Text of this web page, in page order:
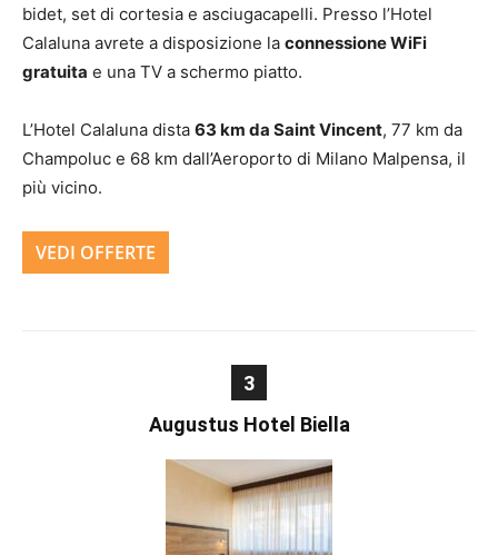
bidet, set di cortesia e asciugacapelli. Presso l’Hotel
Calaluna avrete a disposizione la connessione WiFi
gratuita e una TV a schermo piatto.
L’Hotel Calaluna dista 63 km da Saint Vincent, 77 km da
Champoluc e 68 km dall’Aeroporto di Milano Malpensa, il
più vicino.
VEDI OFFERTE
3
Augustus Hotel Biella